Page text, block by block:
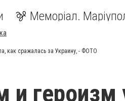
Меморіал.
как сражалась за Украину, - ФОТО
и героизм